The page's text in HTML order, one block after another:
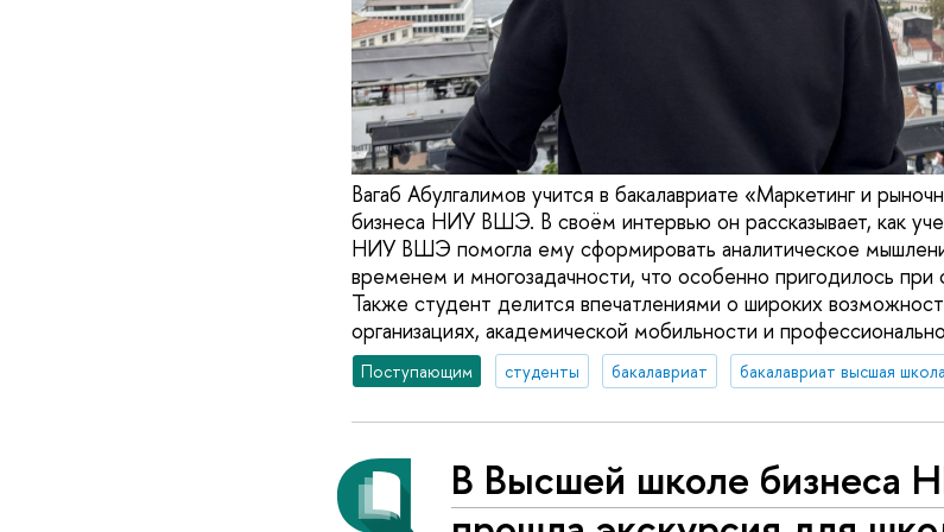
Вагаб Абулгалимов учится в бакалавриате «Маркетинг и
бизнеса НИУ ВШЭ. В своём интервью он рассказывает, как
НИУ ВШЭ помогла ему сформировать аналитическое
временем и многозадачности, что особенно пригодилось
Также студент делится впечатлениями о широких
организациях, академической мобильности и
Поступающим студенты бакалавриат бакалавриат высшая
В Высшей школе